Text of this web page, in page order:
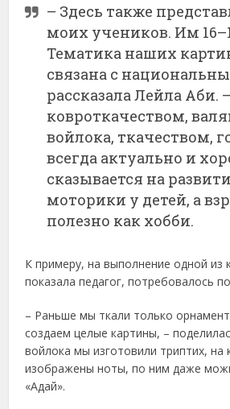
– Здесь также
моих учеников. Им
Тематика наших
связана с
рассказала Лейла Аби.
ковроткачеством,
войлока, ткачеством,
всегда актуально и
сказывается на
моторики у детей, а
полезно как хобби.
К примеру, на выполнение одной из
показала педагог, потребовалось
– Раньше мы ткали только
создаем целые картины, –
войлока мы изготовили триптих, на
изображены ноты, по ним даже
«Адай».